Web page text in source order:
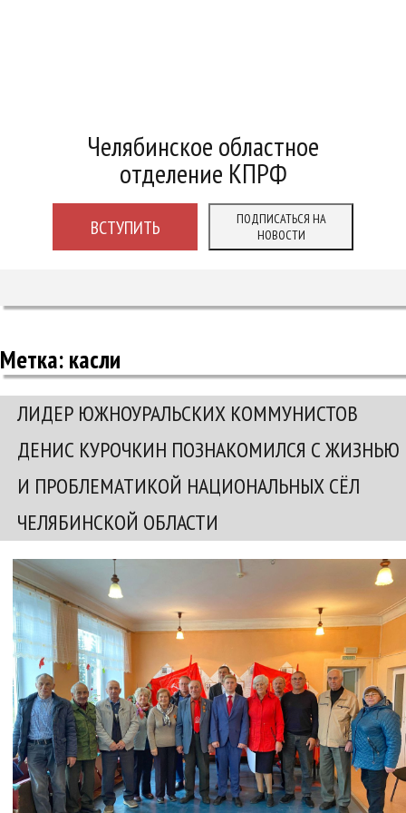
Челябинское областное
отделение КПРФ
ВСТУПИТЬ
ПОДПИСАТЬСЯ НА
НОВОСТИ
Метка: касли
ЛИДЕР ЮЖНОУРАЛЬСКИХ КОММУНИСТОВ
ДЕНИС КУРОЧКИН ПОЗНАКОМИЛСЯ С ЖИЗНЬЮ
И ПРОБЛЕМАТИКОЙ НАЦИОНАЛЬНЫХ СЁЛ
ЧЕЛЯБИНСКОЙ ОБЛАСТИ